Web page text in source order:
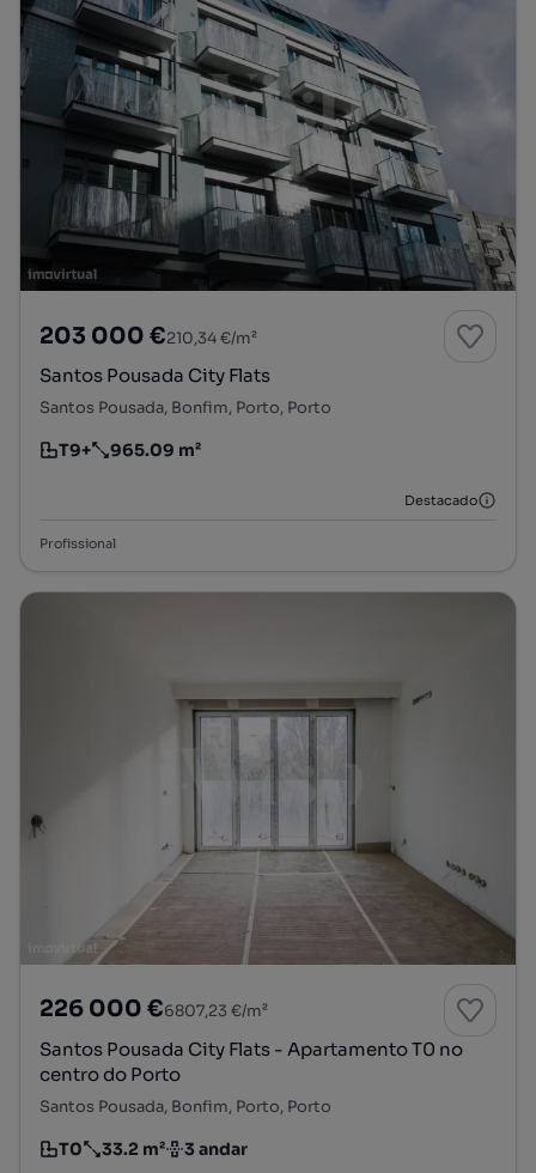
203 000 €210,34 €/m²
Santos Pousada City Flats
Santos Pousada, Bonfim, Porto, Porto
Tipologia
T9+
Preço por metro quadrado
965.09 m²
Destacado
Profissional
226 000 €6807,23 €/m²
Santos Pousada City Flats - Apartamento T0 no
centro do Porto
Santos Pousada, Bonfim, Porto, Porto
Tipologia
T0
Preço por metro quadrado
33.2 m²
Andar 3 andar